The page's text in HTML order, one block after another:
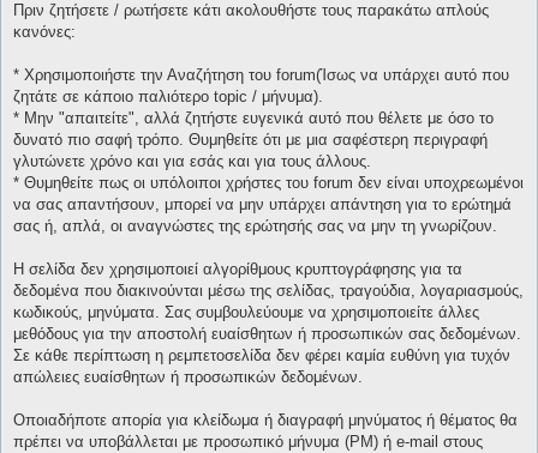
Πριν ζητήσετε / ρωτήσετε κάτι ακολουθήστε τους παρακάτω απλούς
κανόνες:
* Χρησιμοποιήστε την Αναζήτηση του forum(Ίσως να υπάρχει αυτό που
ζητάτε σε κάποιο παλιότερο topic / μήνυμα).
* Μην "απαιτείτε", αλλά ζητήστε ευγενικά αυτό που θέλετε με όσο το
δυνατό πιο σαφή τρόπο. Θυμηθείτε ότι με μια σαφέστερη περιγραφή
γλυτώνετε χρόνο και για εσάς και για τους άλλους.
* Θυμηθείτε πως οι υπόλοιποι χρήστες του forum δεν είναι υποχρεωμένοι
να σας απαντήσουν, μπορεί να μην υπάρχει απάντηση για το ερώτημά
σας ή, απλά, οι αναγνώστες της ερώτησής σας να μην τη γνωρίζουν.
Η σελίδα δεν χρησιμοποιεί αλγορίθμους κρυπτογράφησης για τα
δεδομένα που διακινούνται μέσω της σελίδας, τραγούδια, λογαριασμούς,
κωδικούς, μηνύματα. Σας συμβουλεύουμε να χρησιμοποιείτε άλλες
μεθόδους για την αποστολή ευαίσθητων ή προσωπικών σας δεδομένων.
Σε κάθε περίπτωση η ρεμπετοσελίδα δεν φέρει καμία ευθύνη για τυχόν
απώλειες ευαίσθητων ή προσωπικών δεδομένων.
Οποιαδήποτε απορία για κλείδωμα ή διαγραφή μηνύματος ή θέματος θα
πρέπει να υποβάλλεται με προσωπικό μήνυμα (PM) ή e-mail στους